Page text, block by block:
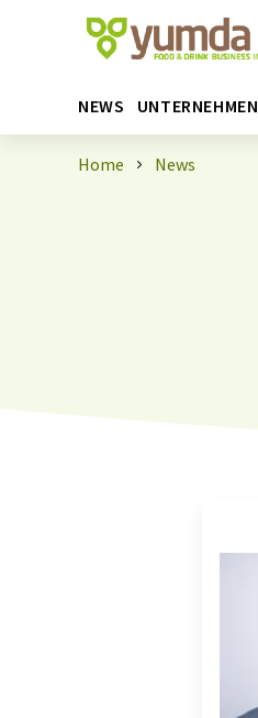
NEWS UNTERNEHMEN
Home News